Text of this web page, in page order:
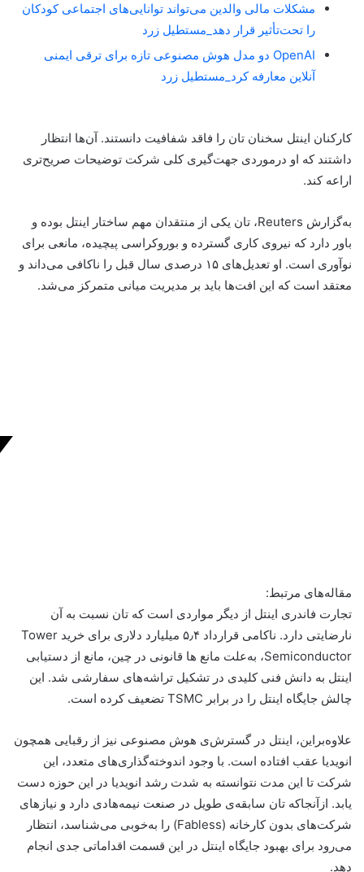
مشکلات مالی والدین می‌تواند توانایی‌های اجتماعی کودکان
را تحت‌تأثیر قرار دهد_مستطیل زرد
OpenAI دو مدل هوش مصنوعی تازه برای ترقی ایمنی
آنلاین معارفه کرد_مستطیل زرد
کارکنان اینتل سخنان تان را فاقد شفافیت دانستند. آن‌ها انتظار
داشتند که او درمورد‌ی جهت‌گیری کلی شرکت توضیحات صریح‌تری
اراعه کند.
به‌‌گزارش Reuters، تان یکی از منتقدان مهم ساختار اینتل بوده و
باور دارد که نیروی کاری گسترده و بوروکراسی پیچیده، مانعی برای
نوآوری است. او تعدیل‌های ۱۵ درصدی سال قبل را ناکافی می‌داند و
معتقد است که این افت‌ها باید بر مدیریت میانی متمرکز می‌شد.
مقاله‌های مرتبط:
تجارت فاندری اینتل از دیگر مواردی است که تان نسبت به آن
نارضایتی دارد. ناکامی قرارداد ۵٫۴ میلیارد دلاری برای خرید Tower
Semiconductor، به‌علت مانع ها قانونی در چین، مانع از دستیابی
اینتل به دانش فنی کلیدی در تشکیل تراشه‌های سفارشی شد. این
چالش جایگاه اینتل را در برابر TSMC تضعیف کرده است.
علاوه‌بر‌این، اینتل در گسترش‌ی هوش مصنوعی نیز از رقبایی همچون
انویدیا عقب افتاده است. با وجود اندوخته‌گذاری‌های متعدد، این
شرکت تا این مدت نتوانسته به شدت رشد انویدیا در این حوزه دست
یابد. ازآنجاکه تان سابقه‌ی طویل در صنعت نیمه‌هادی دارد و نیازهای
شرکت‌های بدون کارخانه (Fabless) را به‌خوبی می‌شناسد، انتظار
می‌رود برای بهبود جایگاه اینتل در این قسمت اقداماتی جدی انجام
دهد.